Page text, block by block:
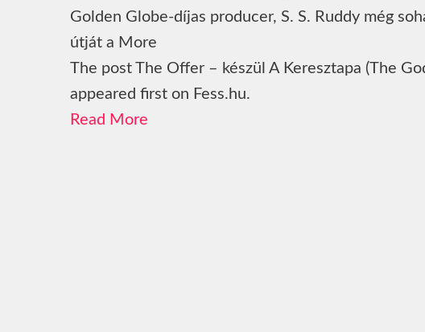
Golden Globe-díjas producer, S. S. Ruddy még
útját a More
The post The Offer – készül A Keresztapa (The
appeared first on Fess.hu.
Read More